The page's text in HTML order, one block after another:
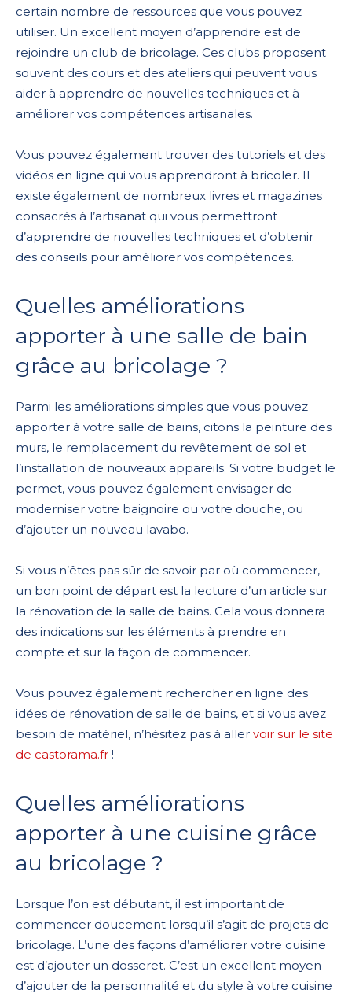
certain nombre de ressources que vous pouvez
utiliser. Un excellent moyen d’apprendre est de
rejoindre un club de bricolage. Ces clubs proposent
souvent des cours et des ateliers qui peuvent vous
aider à apprendre de nouvelles techniques et à
améliorer vos compétences artisanales.
Vous pouvez également trouver des tutoriels et des
vidéos en ligne qui vous apprendront à bricoler. Il
existe également de nombreux livres et magazines
consacrés à l’artisanat qui vous permettront
d’apprendre de nouvelles techniques et d’obtenir
des conseils pour améliorer vos compétences.
Quelles améliorations
apporter à une salle de bain
grâce au bricolage ?
Parmi les améliorations simples que vous pouvez
apporter à votre salle de bains, citons la peinture des
murs, le remplacement du revêtement de sol et
l’installation de nouveaux appareils. Si votre budget le
permet, vous pouvez également envisager de
moderniser votre baignoire ou votre douche, ou
d’ajouter un nouveau lavabo.
Si vous n’êtes pas sûr de savoir par où commencer,
un bon point de départ est la lecture d’un article sur
la rénovation de la salle de bains. Cela vous donnera
des indications sur les éléments à prendre en
compte et sur la façon de commencer.
Vous pouvez également rechercher en ligne des
idées de rénovation de salle de bains, et si vous avez
besoin de matériel, n’hésitez pas à aller voir sur le site
de castorama.fr !
Quelles améliorations
apporter à une cuisine grâce
au bricolage ?
Lorsque l’on est débutant, il est important de
commencer doucement lorsqu’il s’agit de projets de
bricolage. L’une des façons d’améliorer votre cuisine
est d’ajouter un dosseret. C’est un excellent moyen
d’ajouter de la personnalité et du style à votre cuisine